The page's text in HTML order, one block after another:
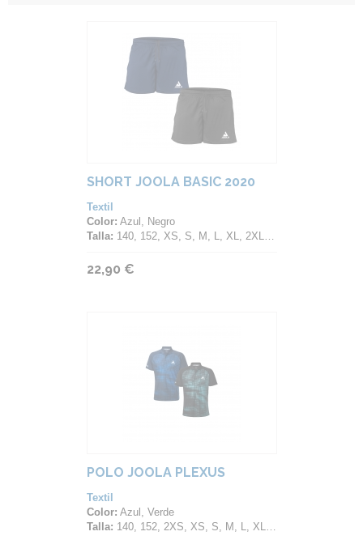
SHORT JOOLA BASIC 2020
Textil
Color: Azul, Negro
Talla: 140, 152, XS, S, M, L, XL, 2XL, 3XL, 4XL, 5XL
22,90 €
POLO JOOLA PLEXUS
Textil
Color: Azul, Verde
Talla: 140, 152, 2XS, XS, S, M, L, XL, 2XL, 3XL, 4XL, 5XL